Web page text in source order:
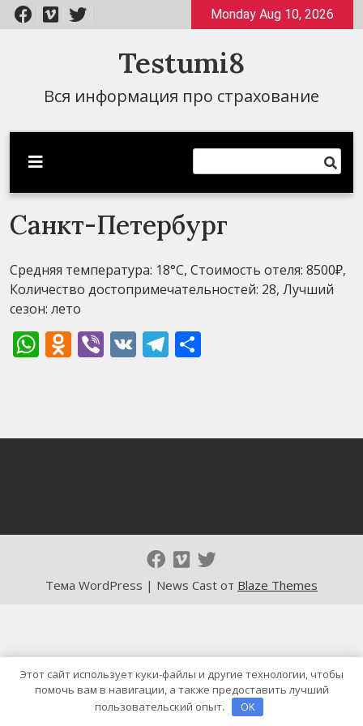
Перейти
к
Monday Aug 10, 2026
Testumi8
Вся информация про страхование
Санкт-Петербург
Средняя температура: 18°C, Стоимость отеля: 8500₽,
Количество достопримечательностей: 28, Лучший
сезон: лето
WhatsApp
Odnoklassniki
Viber
VK Telegram
Тема WordPress | News Cast от Blaze Themes
Этот сайт использует куки-файлы и другие технологии, чтобы
помочь вам в навигации, а также предоставить лучший
пользовательский опыт.
OK